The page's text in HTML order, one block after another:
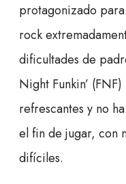
protagonizado
rock
dificultades de
Night Funkin’
refrescantes y no
el fin de jugar, con
difíciles.